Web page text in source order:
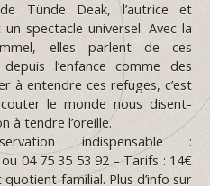
Tünde Deak, l’autrice et
spectacle universel. Avec la
elles parlent de ces
l’enfance comme des
à entendre ces refuges, c’est
le monde nous disent-
à tendre l’oreille.
indispensable :
ou 04 75 35 53 92 – Tarifs : 14€
familial. Plus d’info sur